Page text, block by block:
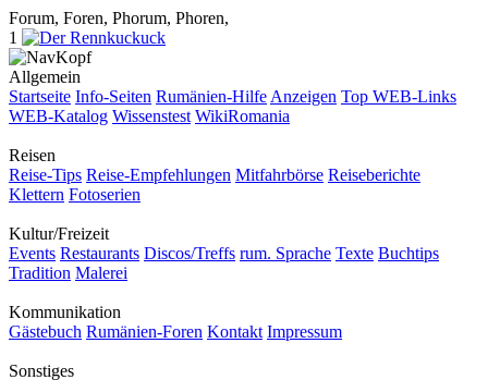
Forum, Foren, Phorum, Phoren,
1
Allgemein
Startseite Info-Seiten Rumänien-Hilfe Anzeigen Top WEB-Links
WEB-Katalog Wissenstest WikiRomania
Reisen
Reise-Tips Reise-Empfehlungen Mitfahrbörse Reiseberichte
Klettern Fotoserien
Kultur/Freizeit
Events Restaurants Discos/Treffs rum. Sprache Texte Buchtips
Tradition Malerei
Kommunikation
Gästebuch Rumänien-Foren Kontakt Impressum
Sonstiges